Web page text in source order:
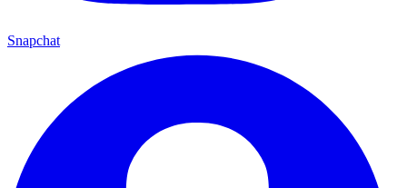
Snapchat